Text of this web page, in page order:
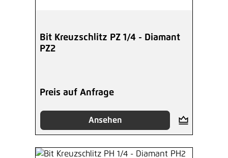
Bit Kreuzschlitz PZ 1/4 - Diamant
PZ2
Preis auf Anfrage
Ansehen